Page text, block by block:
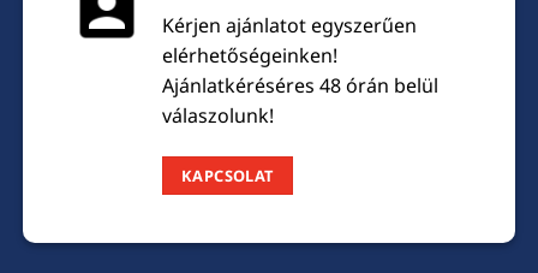
Kérjen ajánlatot egyszerűen
elérhetőségeinken!
Ajánlatkéréséres 48 órán belül
válaszolunk!
KAPCSOLAT